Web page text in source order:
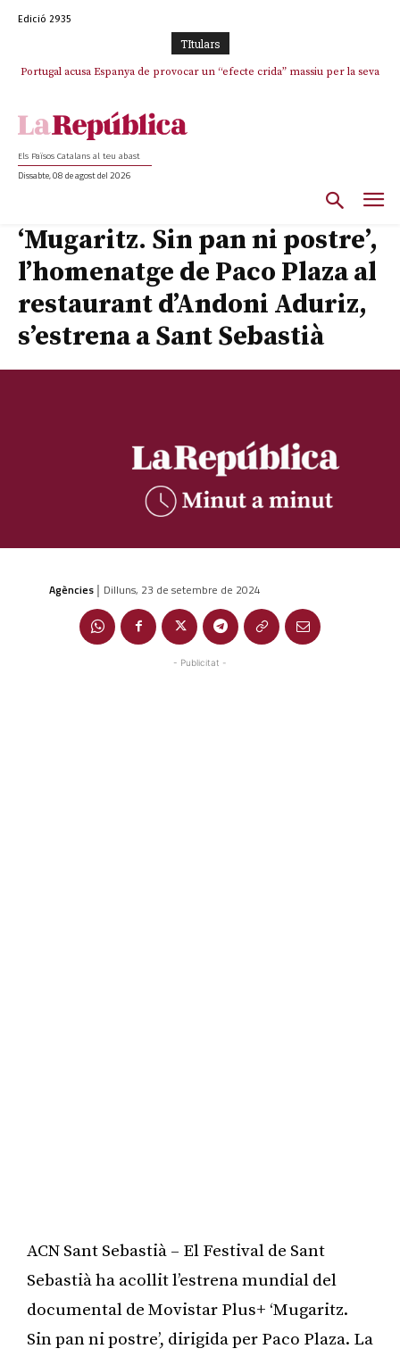
Edició 2935
TItulars
Portugal acusa Espanya de provocar un “efecte crida” massiu per la seva
Els Països Catalans al teu abast
Dissabte, 08 de agost del 2026
‘Mugaritz. Sin pan ni postre’,
l’homenatge de Paco Plaza al
restaurant d’Andoni Aduriz,
s’estrena a Sant Sebastià
Agències | Dilluns, 23 de setembre de 2024
- Publicitat -
ACN Sant Sebastià – El Festival de Sant
Sebastià ha acollit l’estrena mundial del
documental de Movistar Plus+ ‘Mugaritz.
Sin pan ni postre’, dirigida per Paco Plaza. La